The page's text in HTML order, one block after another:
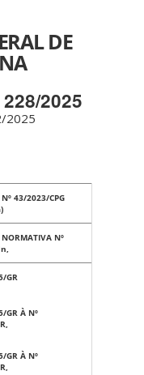
DE
2025
2025
Nº 43/2023/CPG
NORMATIVA Nº
GR
GR À Nº
GR À Nº